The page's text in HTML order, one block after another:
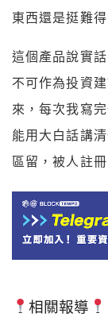
東西還是挺難得
這個產品說實
不可作為投資
來，每次我寫
能用大白話講
區留，被人註
相關報導